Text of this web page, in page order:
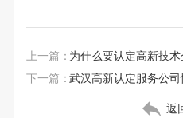
上一篇：为什么要认定高新技
下一篇：武汉高新认定服务公
返